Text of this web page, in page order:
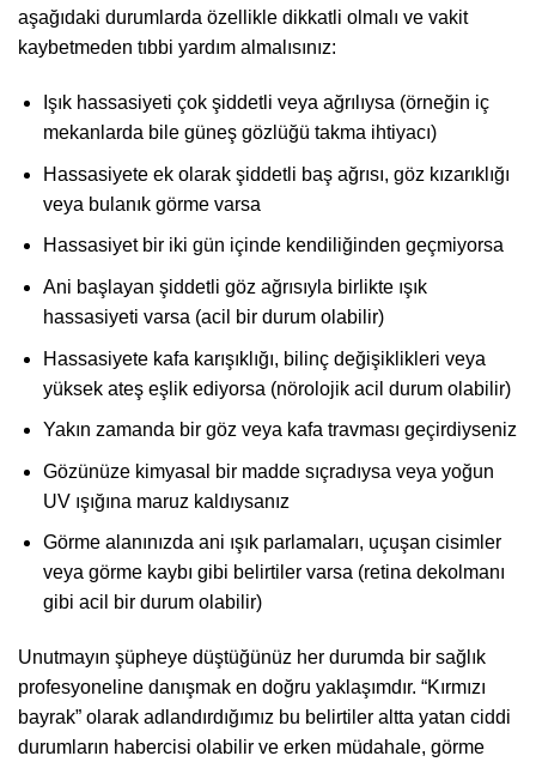
aşağıdaki durumlarda özellikle dikkatli olmalı ve vakit
kaybetmeden tıbbi yardım almalısınız:
Işık hassasiyeti çok şiddetli veya ağrılıysa (örneğin iç
mekanlarda bile güneş gözlüğü takma ihtiyacı)
Hassasiyete ek olarak şiddetli baş ağrısı, göz kızarıklığı
veya bulanık görme varsa
Hassasiyet bir iki gün içinde kendiliğinden geçmiyorsa
Ani başlayan şiddetli göz ağrısıyla birlikte ışık
hassasiyeti varsa (acil bir durum olabilir)
Hassasiyete kafa karışıklığı, bilinç değişiklikleri veya
yüksek ateş eşlik ediyorsa (nörolojik acil durum olabilir)
Yakın zamanda bir göz veya kafa travması geçirdiyseniz
Gözünüze kimyasal bir madde sıçradıysa veya yoğun
UV ışığına maruz kaldıysanız
Görme alanınızda ani ışık parlamaları, uçuşan cisimler
veya görme kaybı gibi belirtiler varsa (retina dekolmanı
gibi acil bir durum olabilir)
Unutmayın şüpheye düştüğünüz her durumda bir sağlık
profesyoneline danışmak en doğru yaklaşımdır. “Kırmızı
bayrak” olarak adlandırdığımız bu belirtiler altta yatan ciddi
durumların habercisi olabilir ve erken müdahale, görme